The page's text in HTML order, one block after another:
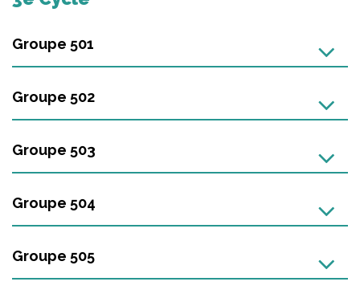
Groupe 501
Groupe 502
Groupe 503
Groupe 504
Groupe 505